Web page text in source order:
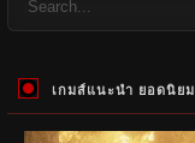
เกมส์แนะนำ ยอดนิยม